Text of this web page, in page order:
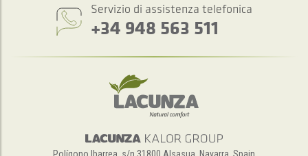
Servizio di assistenza telefonica
+34 948 563 511